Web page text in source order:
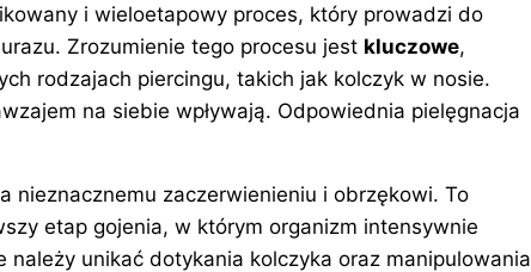
i wieloetapowy proces, który prowadzi do
Zrozumienie tego procesu jest kluczowe,
rodzajach piercingu, takich jak kolczyk w nosie.
na siebie wpływają. Odpowiednia pielęgnacja
nieznacznemu zaczerwienieniu i obrzękowi. To
etap gojenia, w którym organizm intensywnie
unikać dotykania kolczyka oraz manipulowania